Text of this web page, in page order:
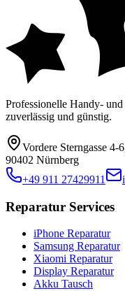
Professionelle Handy-
zuverlässig und günstig.
Vordere Sterngasse 4-6
90402 Nürnberg
+49 911 27429911
Reparatur Services
iPhone Reparatur
Samsung Reparatur
Xiaomi Reparatur
Display Reparatur
Akku Tausch